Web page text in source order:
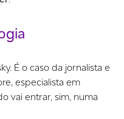
É o caso da jornalista e
especialista em
vai entrar, sim, numa